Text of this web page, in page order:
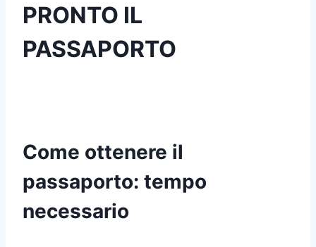
PRONTO IL
PASSAPORTO
Come ottenere il
passaporto: tempo
necessario